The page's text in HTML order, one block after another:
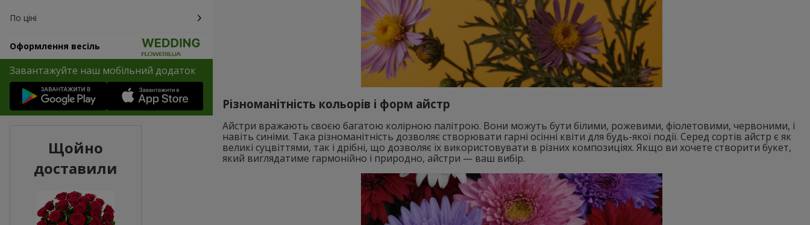
По ціні
Оформлення весіль
Завантажуйте наш мобільний додаток
Різноманітність кольорів і форм айстр
Айстри вражають своєю багатою колірною палітрою. Вони можуть бути білими, рожевими, фіолетовими, червоними, і
навіть синіми. Така різноманітність дозволяє створювати гарні осінні квіти для будь-якої події. Серед сортів айстр є як
великі суцвіттями, так і дрібні, що дозволяє їх використовувати в різних композиціях. Якщо ви хочете створити букет,
який виглядатиме гармонійно і природно, айстри — ваш вибір.
Щойно
доставили